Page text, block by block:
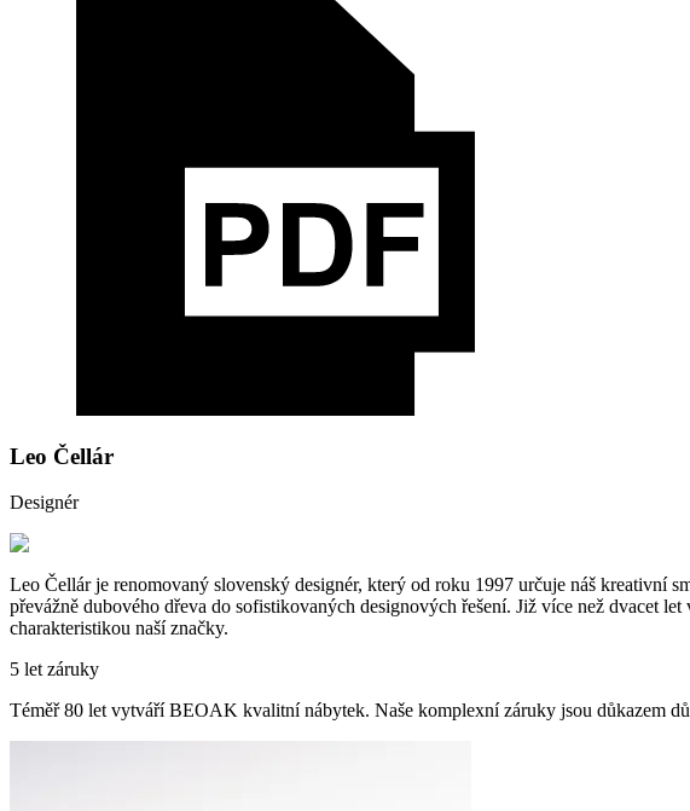
Leo Čellár
Designér
Leo Čellár je renomovaný slovenský designér, který od roku 1997 určuje náš kreativní
převážně dubového dřeva do sofistikovaných designových řešení. Již více než dvacet
charakteristikou naší značky.
5 let záruky
Téměř 80 let vytváří BEOAK kvalitní nábytek. Naše komplexní záruky jsou důkazem